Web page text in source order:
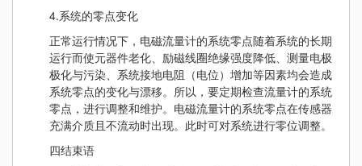
4.系统的零点变化
正常运行情况下，电磁流量计的系统零点随着系统的长期
运行而使元器件老化、励磁线圈绝缘强度降低、测量电极
极化与污染、系统接地电阻（电位）增加等因素均会造成
系统零点的变化与漂移。所以，要定期检查流量计的系统
零点，进行调整和维护。电磁流量计的系统零点在传感器
充满介质且不流动时出现。此时可对系统进行零位调整。
四结束语